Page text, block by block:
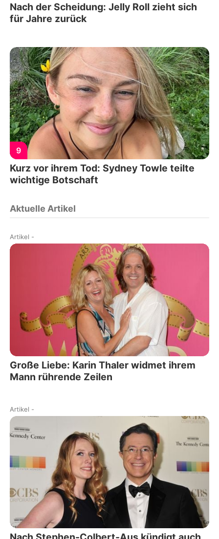
Nach der Scheidung: Jelly Roll zieht sich
für Jahre zurück
9
Kurz vor ihrem Tod: Sydney Towle teilte
wichtige Botschaft
Aktuelle Artikel
Artikel -
Große Liebe: Karin Thaler widmet ihrem
Mann rührende Zeilen
Artikel -